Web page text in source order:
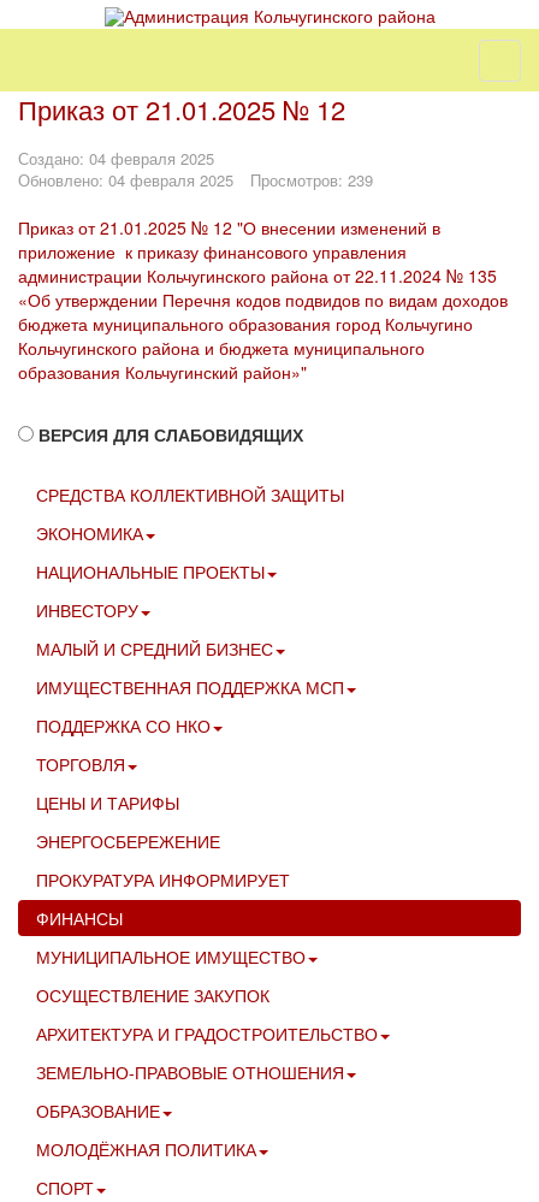
Приказ от 21.01.2025 № 12
Создано: 04 февраля 2025
Обновлено: 04 февраля 2025
Просмотров: 239
Приказ от 21.01.2025 № 12 "О внесении изменений в
приложение к приказу финансового управления
администрации Кольчугинского района от 22.11.2024 № 135
«Об утверждении Перечня кодов подвидов по видам доходов
бюджета муниципального образования город Кольчугино
Кольчугинского района и бюджета муниципального
образования Кольчугинский район»"
ВЕРСИЯ ДЛЯ СЛАБОВИДЯЩИХ
СРЕДСТВА КОЛЛЕКТИВНОЙ ЗАЩИТЫ
ЭКОНОМИКА
НАЦИОНАЛЬНЫЕ ПРОЕКТЫ
ИНВЕСТОРУ
МАЛЫЙ И СРЕДНИЙ БИЗНЕС
ИМУЩЕСТВЕННАЯ ПОДДЕРЖКА МСП
ПОДДЕРЖКА СО НКО
ТОРГОВЛЯ
ЦЕНЫ И ТАРИФЫ
ЭНЕРГОСБЕРЕЖЕНИЕ
ПРОКУРАТУРА ИНФОРМИРУЕТ
ФИНАНСЫ
МУНИЦИПАЛЬНОЕ ИМУЩЕСТВО
ОСУЩЕСТВЛЕНИЕ ЗАКУПОК
АРХИТЕКТУРА И ГРАДОСТРОИТЕЛЬСТВО
ЗЕМЕЛЬНО-ПРАВОВЫЕ ОТНОШЕНИЯ
ОБРАЗОВАНИЕ
МОЛОДЁЖНАЯ ПОЛИТИКА
СПОРТ